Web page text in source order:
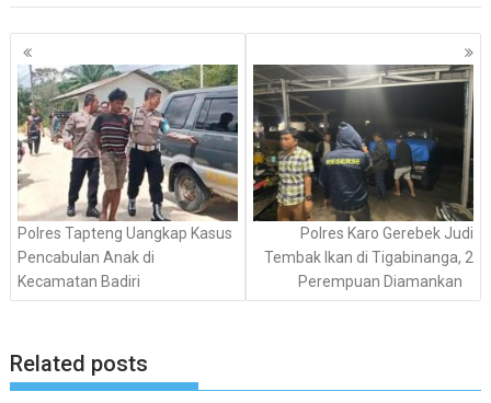
Navigasi
pos
Polres Tapteng Uangkap Kasus
Pencabulan Anak di
Kecamatan Badiri
Polres Karo Gerebek Judi
Tembak Ikan di Tigabinanga, 2
Perempuan Diamankan
Related posts